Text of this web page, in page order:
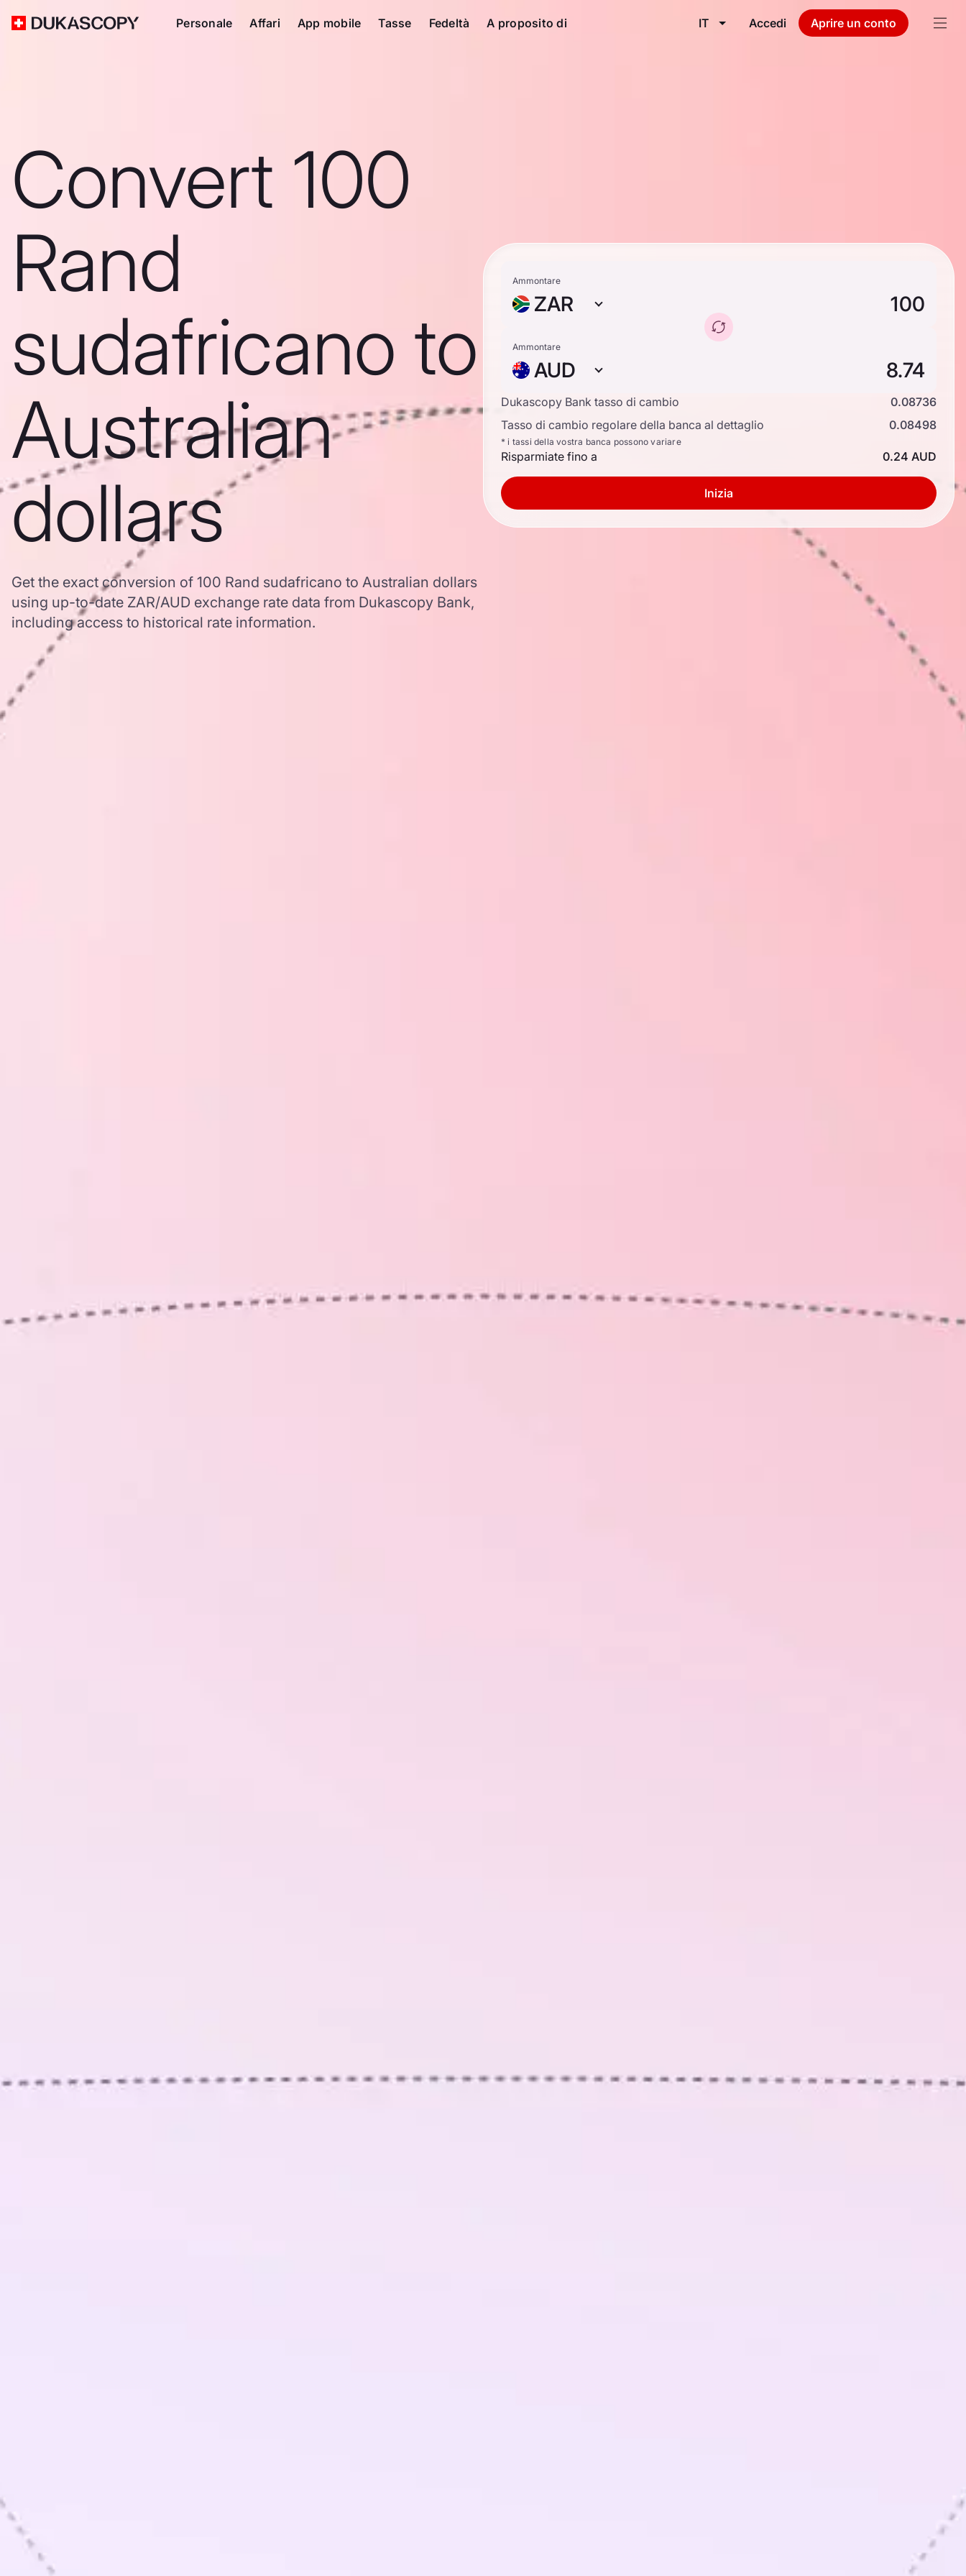
Personale Affari App mobile Tasse Fedeltà A proposito di IT Accedi Aprire un conto
Convert 100
Rand
sudafricano to
Australian
dollars
Get the exact conversion of 100 Rand sudafricano to Australian dollars
using up-to-date ZAR/AUD exchange rate data from Dukascopy Bank,
including access to historical rate information.
Ammontare
ZAR
Ammontare
AUD
Dukascopy Bank tasso di cambio
0.08736
Tasso di cambio regolare della banca al dettaglio
0.08498
* i tassi della vostra banca possono variare
Risparmiate fino a 0.24 AUD
Inizia